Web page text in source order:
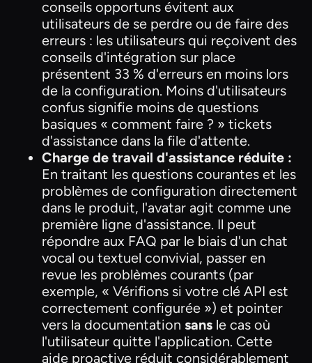
conseils opportuns évitent aux
utilisateurs de se perdre ou de faire des
erreurs : les utilisateurs qui reçoivent des
conseils d'intégration sur place
présentent 33 % d'erreurs en moins lors
de la configuration. Moins d'utilisateurs
confus signifie moins de questions
basiques « comment faire ? » tickets
d'assistance dans la file d'attente.
Charge de travail d'assistance réduite :
En traitant les questions courantes et les
problèmes de configuration directement
dans le produit, l'avatar agit comme une
première ligne d'assistance. Il peut
répondre aux FAQ par le biais d'un chat
vocal ou textuel convivial, passer en
revue les problèmes courants (par
exemple, « Vérifions si votre clé API est
correctement configurée ») et pointer
vers la documentation sans le cas où
l'utilisateur quitte l'application. Cette
aide proactive réduit considérablement